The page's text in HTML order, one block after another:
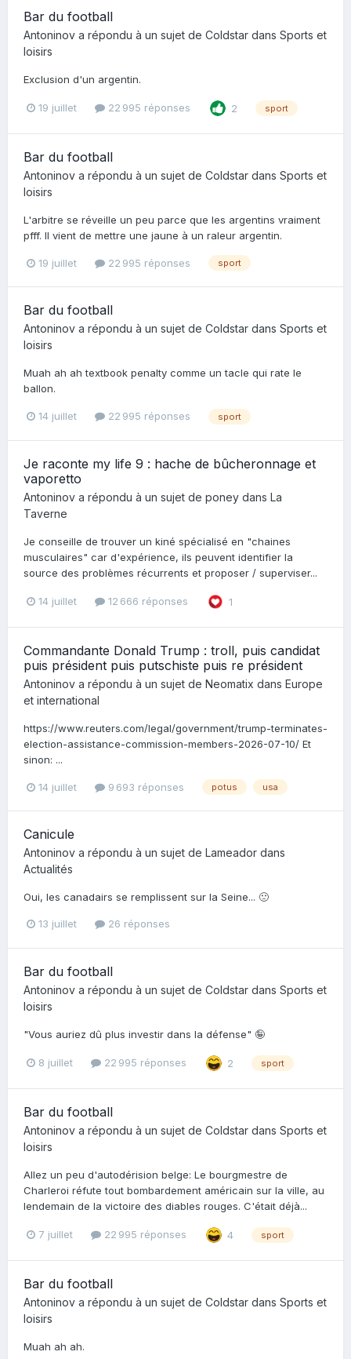
Bar du football
Antoninov a répondu à un sujet de Coldstar dans Sports et
loisirs
Exclusion d'un argentin.
19 juillet 22 995 réponses 2 sport
Bar du football
Antoninov a répondu à un sujet de Coldstar dans Sports et
loisirs
L'arbitre se réveille un peu parce que les argentins vraiment
pfff. Il vient de mettre une jaune à un raleur argentin.
19 juillet 22 995 réponses sport
Bar du football
Antoninov a répondu à un sujet de Coldstar dans Sports et
loisirs
Muah ah ah textbook penalty comme un tacle qui rate le
ballon.
14 juillet 22 995 réponses sport
Je raconte my life 9 : hache de bûcheronnage et
vaporetto
Antoninov a répondu à un sujet de poney dans La
Taverne
Je conseille de trouver un kiné spécialisé en "chaines
musculaires" car d'expérience, ils peuvent identifier la
source des problèmes récurrents et proposer / superviser...
14 juillet 12 666 réponses 1
Commandante Donald Trump : troll, puis candidat
puis président puis putschiste puis re président
Antoninov a répondu à un sujet de Neomatix dans Europe
et international
https://www.reuters.com/legal/government/trump-terminates-
election-assistance-commission-members-2026-07-10/ Et
sinon: ...
14 juillet 9 693 réponses potus usa
Canicule
Antoninov a répondu à un sujet de Lameador dans
Actualités
Oui, les canadairs se remplissent sur la Seine... 🙁
13 juillet 26 réponses
Bar du football
Antoninov a répondu à un sujet de Coldstar dans Sports et
loisirs
"Vous auriez dû plus investir dans la défense" 🤪
8 juillet 22 995 réponses 2 sport
Bar du football
Antoninov a répondu à un sujet de Coldstar dans Sports et
loisirs
Allez un peu d'autodérision belge: Le bourgmestre de
Charleroi réfute tout bombardement américain sur la ville, au
lendemain de la victoire des diables rouges. C'était déjà...
7 juillet 22 995 réponses 4 sport
Bar du football
Antoninov a répondu à un sujet de Coldstar dans Sports et
loisirs
Muah ah ah.